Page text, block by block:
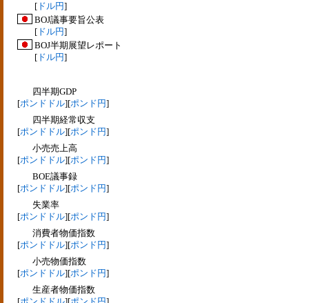
[ ドル円]
BOJ議事要旨公表
[ ドル円]
BOJ半期展望レポート
[ ドル円]
四半期GDP
[ポンドドル][ポンド円]
四半期経常収支
[ポンドドル][ポンド円]
小売売上高
[ポンドドル][ポンド円]
BOE議事録
[ポンドドル][ポンド円]
失業率
[ポンドドル][ポンド円]
消費者物価指数
[ポンドドル][ポンド円]
小売物価指数
[ポンドドル][ポンド円]
生産者物価指数